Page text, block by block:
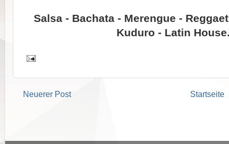
Salsa - Bachata - Merengue -
Kuduro - Latin
Neuerer Post Startseite